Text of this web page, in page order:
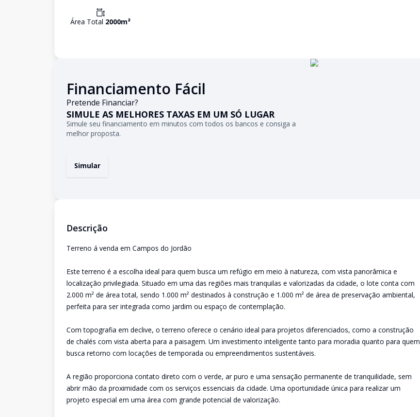
Área Total 2000m²
Financiamento Fácil
Pretende Financiar?
SIMULE AS MELHORES TAXAS EM UM SÓ LUGAR
Simule seu financiamento em minutos com todos os bancos e consiga a
melhor proposta.
Simular
Descrição
Terreno á venda em Campos do Jordão
Este terreno é a escolha ideal para quem busca um refúgio em meio à natureza, com vista panorâmica e
localização privilegiada. Situado em uma das regiões mais tranquilas e valorizadas da cidade, o lote conta com
2.000 m² de área total, sendo 1.000 m² destinados à construção e 1.000 m² de área de preservação ambiental,
perfeita para ser integrada como jardim ou espaço de contemplação.
Com topografia em declive, o terreno oferece o cenário ideal para projetos diferenciados, como a construção
de chalés com vista aberta para a paisagem. Um investimento inteligente tanto para moradia quanto para quem
busca retorno com locações de temporada ou empreendimentos sustentáveis.
A região proporciona contato direto com o verde, ar puro e uma sensação permanente de tranquilidade, sem
abrir mão da proximidade com os serviços essenciais da cidade. Uma oportunidade única para realizar um
projeto especial em uma área com grande potencial de valorização.